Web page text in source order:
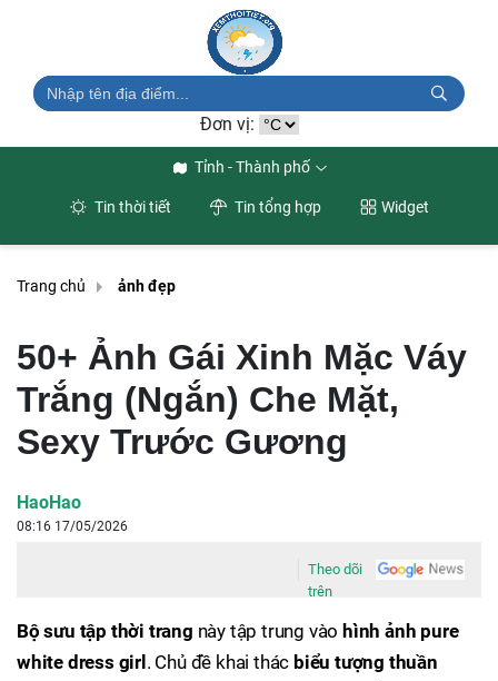
Đơn vị:
Tỉnh - Thành phố
Tin thời tiết Tin tổng hợp Widget
Trang chủ ảnh đẹp
50+ Ảnh Gái Xinh Mặc Váy
Trắng (Ngắn) Che Mặt,
Sexy Trước Gương
HaoHao
08:16 17/05/2026
Theo dõi
trên
Bộ sưu tập thời trang này tập trung vào hình ảnh pure
white dress girl . Chủ đề khai thác biểu tượng thuần